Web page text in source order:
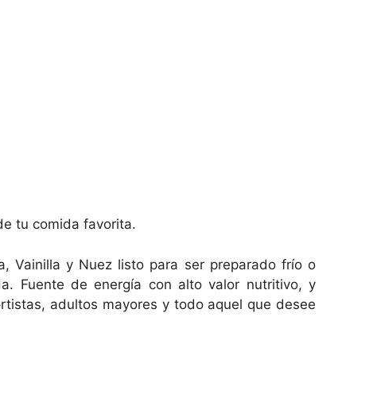
tu comida favorita.
Vainilla y Nuez listo para ser preparado frío o
Fuente de energía con alto valor nutritivo, y
adultos mayores y todo aquel que desee